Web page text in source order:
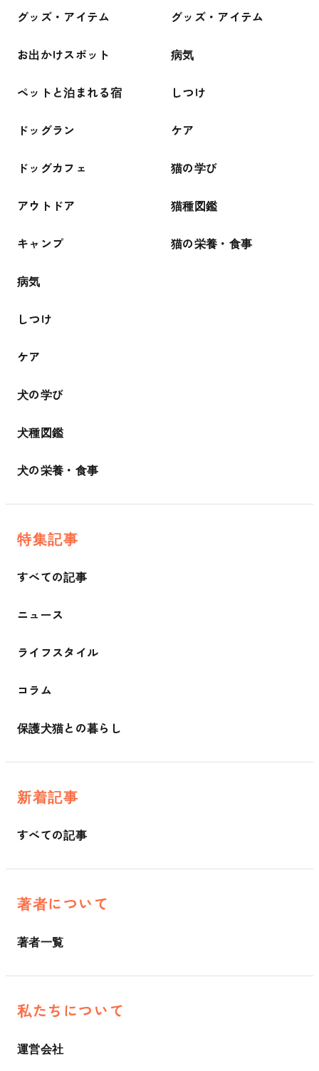
グッズ・アイテム
お出かけスポット
ペットと泊まれる宿
ドッグラン
ドッグカフェ
アウトドア
キャンプ
病気
しつけ
ケア
犬の学び
犬種図鑑
犬の栄養・食事
グッズ・アイテム
病気
しつけ
ケア
猫の学び
猫種図鑑
猫の栄養・食事
特集記事
すべての記事
ニュース
ライフスタイル
コラム
保護犬猫との暮らし
新着記事
すべての記事
著者について
著者一覧
私たちについて
運営会社